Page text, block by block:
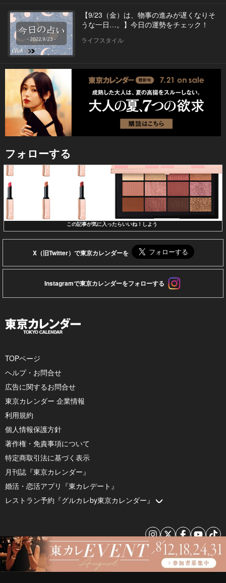
【9/23（金）は、物事の進みが遅くなりそ
うな一日…。】今日の運勢をチェック！
ライフスタイル
フォローする
この記事が気に入ったらいいね！しよう
X（旧Twitter）で東京カレンダーを
Instagramで東京カレンダーをフォローする
TOPページ
ヘルプ・お問合せ
広告に関するお問合せ
東京カレンダー 企業情報
利用規約
個人情報保護方針
著作権・免責事項について
特定商取引法に基づく表示
月刊誌『東京カレンダー』
婚活・恋活アプリ『東カレデート』
レストラン予約『グルカレby東京カレンダー』
© 2026 by Tokyo Calendar, Inc.